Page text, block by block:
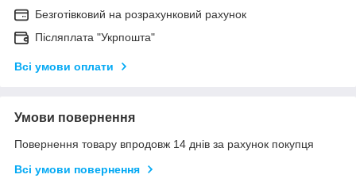
Безготівковий на розрахунковий рахунок
Післяплата "Укрпошта"
Всі умови оплати
Умови повернення
Повернення товару впродовж 14 днів за рахунок покупця
Всі умови повернення